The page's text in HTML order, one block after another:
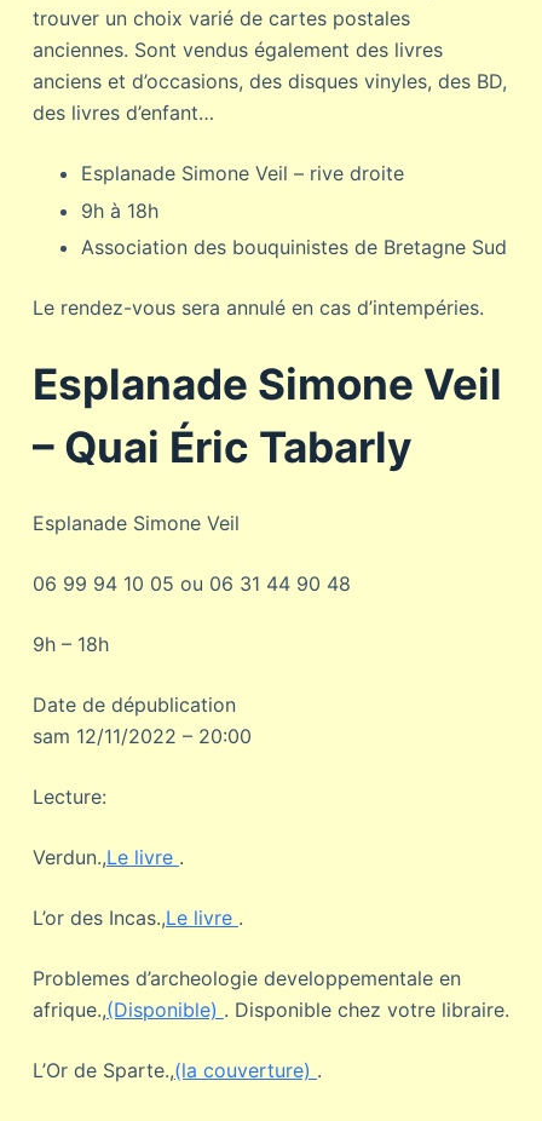
trouver un choix varié de cartes postales
anciennes. Sont vendus également des livres
anciens et d’occasions, des disques vinyles, des BD,
des livres d’enfant…
Esplanade Simone Veil – rive droite
9h à 18h
Association des bouquinistes de Bretagne Sud
Le rendez-vous sera annulé en cas d’intempéries.
Esplanade Simone Veil
– Quai Éric Tabarly
Esplanade Simone Veil
06 99 94 10 05 ou 06 31 44 90 48
9h – 18h
Date de dépublication
sam 12/11/2022 – 20:00
Lecture:
Verdun.,Le livre .
L’or des Incas.,Le livre .
Problemes d’archeologie developpementale en
afrique.,(Disponible) . Disponible chez votre libraire.
L’Or de Sparte.,(la couverture) .